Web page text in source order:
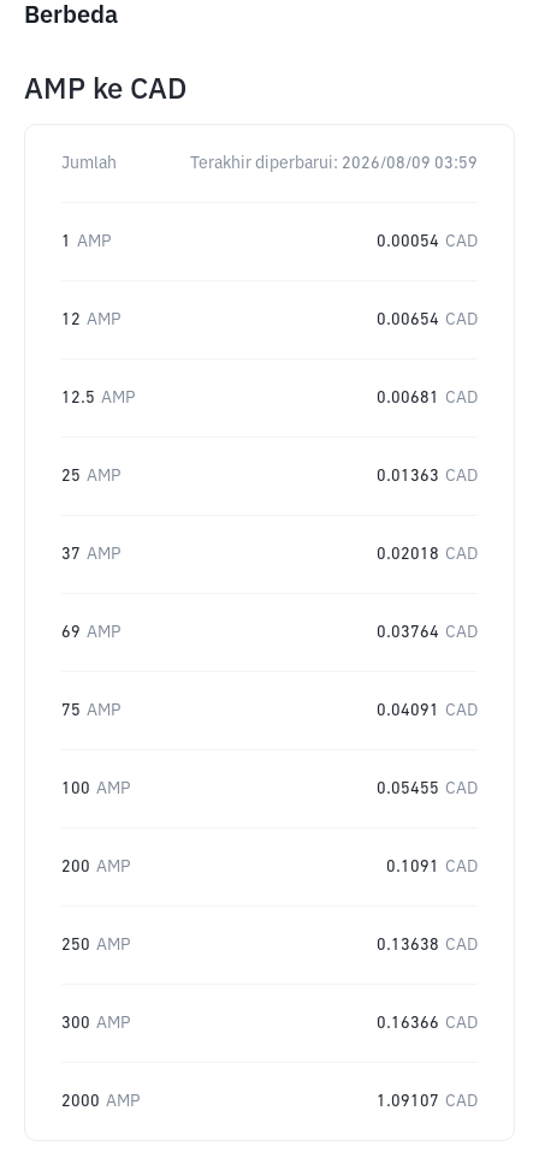
Berbeda
AMP ke CAD
Jumlah Terakhir diperbarui: 2026/08/09 03:59
1 AMP 0.00054 CAD
12 AMP 0.00654 CAD
12.5 AMP 0.00681 CAD
25 AMP 0.01363 CAD
37 AMP 0.02018 CAD
69 AMP 0.03764 CAD
75 AMP 0.04091 CAD
100 AMP 0.05455 CAD
200 AMP 0.1091 CAD
250 AMP 0.13638 CAD
300 AMP 0.16366 CAD
2000 AMP 1.09107 CAD